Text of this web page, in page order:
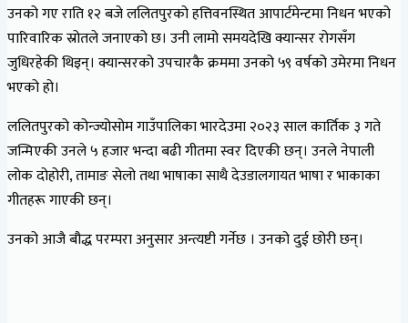
उनको गए राति १२ बजे ललितपुरको हत्तिवनस्थित आपार्टमेन्टमा निधन भएको
पारिवारिक स्रोतले जनाएको छ। उनी लामो समयदेखि क्यान्सर रोगसँग
जुधिरहेकी थिइन्। क्यान्सरको उपचारकै क्रममा उनको ५९ वर्षको उमेरमा निधन
भएको हो।
ललितपुरको कोन्ज्योसोम गाउँपालिका भारदेउमा २०२३ साल कार्तिक ३ गते
जन्मिएकी उनले ५ हजार भन्दा बढी गीतमा स्वर दिएकी छन्। उनले नेपाली
लोक दोहोरी, तामाङ सेलो तथा भाषाका साथै देउडालगायत भाषा र भाकाका
गीतहरू गाएकी छन्।
उनको आजै बौद्ध परम्परा अनुसार अन्त्यष्टी गर्नेछ । उनको दुई छोरी छन्।